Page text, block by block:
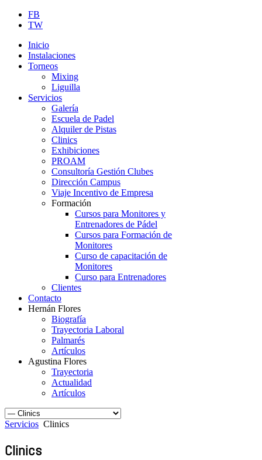
FB
TW
Inicio
Instalaciones
Torneos
Mixing
Liguilla
Servicios
Galería
Escuela de Padel
Alquiler de Pistas
Clinics
Exhibiciones
PROAM
Consultoría Gestión Clubes
Dirección Campus
Viaje Incentivo de Empresa
Formación
Cursos para Monitores y
Entrenadores de Pádel
Cursos para Formación de
Monitores
Curso de capacitación de
Monitores
Curso para Entrenadores
Clientes
Contacto
Hernán Flores
Biografía
Trayectoria Laboral
Palmarés
Artículos
Agustina Flores
Trayectoria
Actualidad
Artículos
Servicios Clinics
Clinics